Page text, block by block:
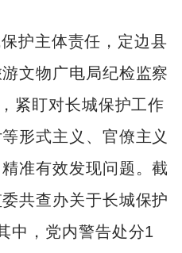
护主体责任，定边县
文物广电局纪检监察
紧盯对长城保护工作
形式主义、官僚主义
准有效发现问题。截
共查办关于长城保护
中，党内警告处分1